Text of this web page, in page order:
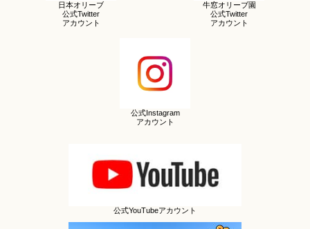
日本オリーブ
公式Twitter
アカウント
牛窓オリーブ園
公式Twitter
アカウント
公式Instagram
アカウント
公式YouTubeアカウント